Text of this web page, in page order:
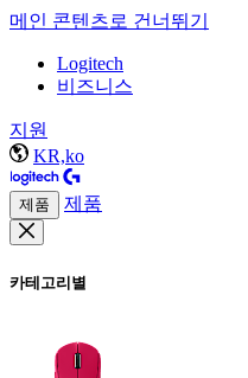
메인 콘텐츠로 건너뛰기
Logitech
비즈니스
지원
KR,ko
제품 제품
카테고리별